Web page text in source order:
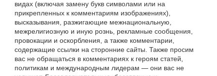
видах (включая замену букв символами или на
прикрепленных к комментариям изображениях),
высказывания, разжигающие межнациональную,
межрелигиозную и иную рознь, рекламные сообщения,
провокации и оскорбления, а также комментарии,
содержащие ссылки на сторонние сайты. Также просим
вас не обращаться в комментариях к героям статей,
политикам и международным лидерам — они вас не